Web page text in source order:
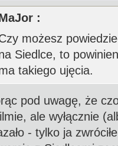
:
możesz
Siedlce, to
takiego ujęcia.
pod uwagę, że
ale wyłącznie
- tylko ja